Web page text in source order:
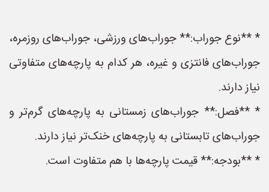
* **نوع جوراب:** جوراب‌های ورزشی، جوراب‌های روزمره،
جوراب‌های فانتزی و غیره، هر کدام به پارچه‌های متفاوتی
نیاز دارند.
* **فصل:** جوراب‌های زمستانی به پارچه‌های گرم‌تر و
جوراب‌های تابستانی به پارچه‌های خنک‌تر نیاز دارند.
* **بودجه:** قیمت پارچه‌ها با هم متفاوت است.